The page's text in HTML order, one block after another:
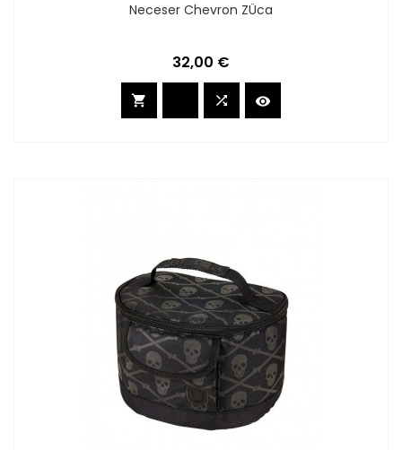
Neceser Chevron ZÜca
Preis
32,00 €
  